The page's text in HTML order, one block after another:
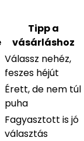
Tipp a
vásárláshoz
Válassz nehéz,
feszes héjút
Érett, de nem túl
puha
Fagyasztott is jó
választás